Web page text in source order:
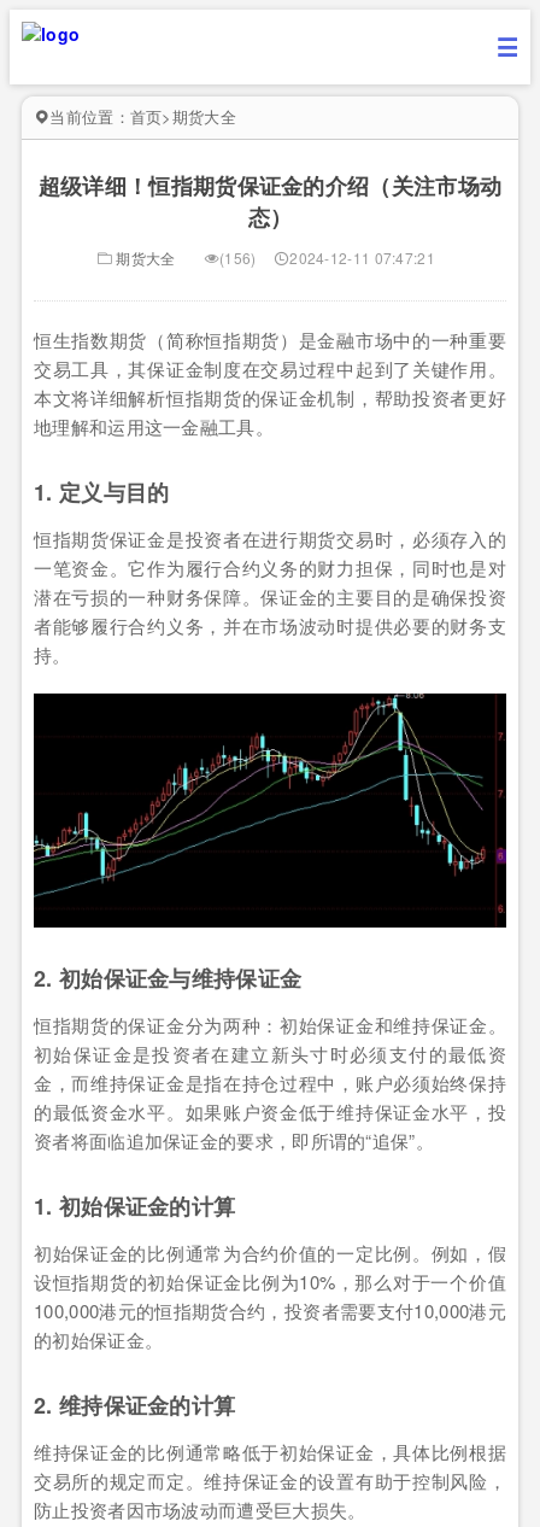
当前位置： 首页>期货大全
超级详细！恒指期货保证金的介绍（关注市场动
态）
期货大全 (156) 2024-12-11 07:47:21
恒生指数期货（简称恒指期货）是金融市场中的一种重要
交易工具，其保证金制度在交易过程中起到了关键作用。
本文将详细解析恒指期货的保证金机制，帮助投资者更好
地理解和运用这一金融工具。
1. 定义与目的
恒指期货保证金是投资者在进行期货交易时，必须存入的
一笔资金。它作为履行合约义务的财力担保，同时也是对
潜在亏损的一种财务保障。保证金的主要目的是确保投资
者能够履行合约义务，并在市场波动时提供必要的财务支
持。
2. 初始保证金与维持保证金
恒指期货的保证金分为两种：初始保证金和维持保证金。
初始保证金是投资者在建立新头寸时必须支付的最低资
金，而维持保证金是指在持仓过程中，账户必须始终保持
的最低资金水平。如果账户资金低于维持保证金水平，投
资者将面临追加保证金的要求，即所谓的“追保”。
1. 初始保证金的计算
初始保证金的比例通常为合约价值的一定比例。例如，假
设恒指期货的初始保证金比例为10%，那么对于一个价值
100,000港元的恒指期货合约，投资者需要支付10,000港元
的初始保证金。
2. 维持保证金的计算
维持保证金的比例通常略低于初始保证金，具体比例根据
交易所的规定而定。维持保证金的设置有助于控制风险，
防止投资者因市场波动而遭受巨大损失。